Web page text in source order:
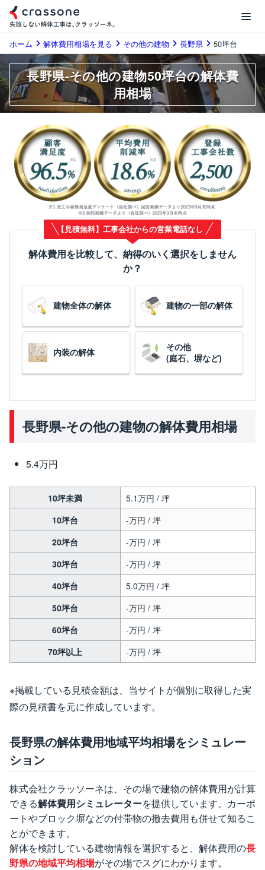
ホーム 解体費用相場を見る その他の建物 長野県 50坪台
長野県-その他の建物50坪台の解体費
用相場
【見積無料】工事会社からの営業電話なし
解体費用を比較して、納得のいく選択をしません
か？
建物全体の解体 建物の一部の解体
内装の解体
その他
(庭石、塀など)
長野県-その他の建物の解体費用相場
5.4万円
10坪未満
5.1万円 / 坪
10坪台
-万円 / 坪
20坪台
-万円 / 坪
30坪台
-万円 / 坪
40坪台
5.0万円 / 坪
50坪台
-万円 / 坪
60坪台
-万円 / 坪
70坪以上
-万円 / 坪
※掲載している見積金額は、当サイトが個別に取得した実
際の見積書を元に作成しています。
長野県の解体費用地域平均相場をシミュレー
ション
株式会社クラッソーネは、その場で建物の解体費用が計算
できる解体費用シミュレーターを提供しています。カーポ
ートやブロック塀などの付帯物の撤去費用も併せて知るこ
とができます。
解体を検討している建物情報を選択すると、解体費用の長
野県の地域平均相場がその場でスグにわかります。